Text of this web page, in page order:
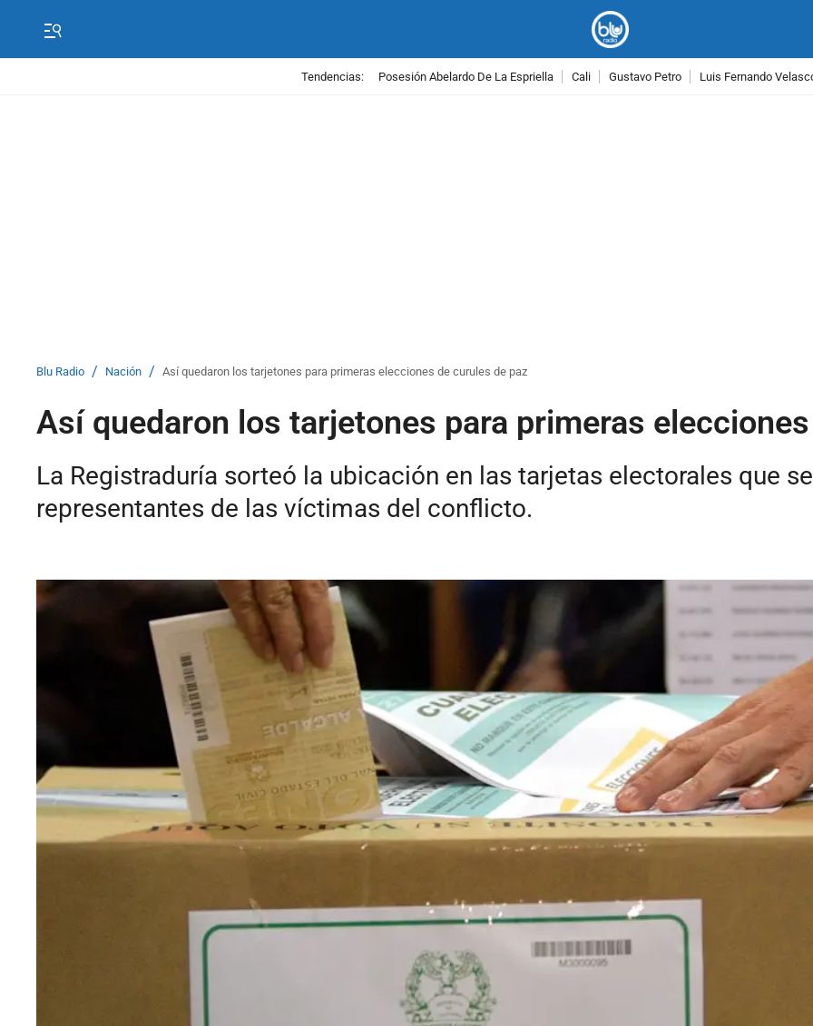
Tendencias: Posesión Abelardo De La Espriella Cali Gustavo Petro Luis Fernando
Blu Radio / Nación / Así quedaron los tarjetones para primeras elecciones de curules de paz
Así quedaron los tarjetones para primeras
La Registraduría sorteó la ubicación en las tarjetas electorales que
representantes de las víctimas del conflicto.